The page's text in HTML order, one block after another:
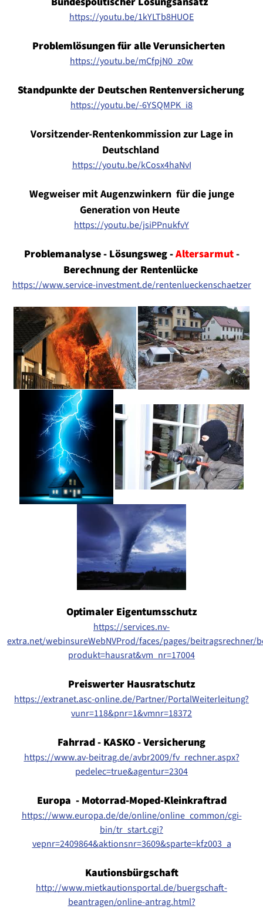
https://youtu.be/1kYLTb8HUOE
Problemlösungen für alle Verunsicherten
https://youtu.be/mCfpjN0_z0w
Standpunkte der Deutschen Rentenversicherung
https://youtu.be/-6YSQMPK_i8
Vorsitzender-Rentenkommissionzur Lagein
Deutschland
https://youtu.be/kCosx4haNvI
Wegweiser mit Augenzwinkern für die junge
Generation von Heute
https://youtu.be/jsiPPnukfvY
Problemanalyse - Lösungsweg -Altersarmut-
Berechnung der Rentenlücke
https://www.service-investment.de/rentenlueckenschaetzer
Optimaler Eigentumsschutz
https://services.nv-
extra.net/webinsureWebNVProd/faces/pages/beitragsrechner/
produkt=hausrat&vm_nr=17004
Preiswerter Hausratschutz
https://extranet.asc-online.de/Partner/PortalWeiterleitung?
vunr=118&pnr=1&vmnr=18372
Fahrrad - KASKO - Versicherung
https://www.av-beitrag.de/avbr2009/fv_rechner.aspx?
pedelec=true&agentur=2304
Europa - Motorrad-Moped-Kleinkraftrad
https://www.europa.de/de/online/online_common/cgi-
bin/tr_start.cgi?
vepnr=2409864&aktionsnr=3609&sparte=kfz003_a
Kautionsbürgschaft
http://www.mietkautionsportal.de/buergschaft-
beantragen/online-antrag.html?